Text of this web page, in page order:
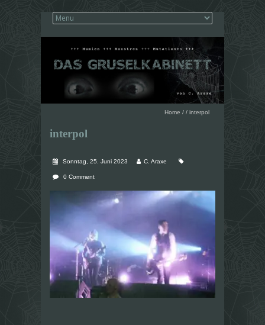
Home / / interpol
interpol
Sonntag, 25. Juni 2023 C. Araxe
0 Comment